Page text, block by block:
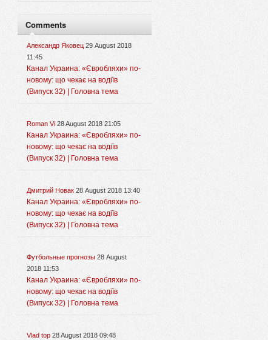
Comments
Александр Яковец 29 August 2018
11:45
Канал Украина: «Євробляхи» по-
новому: що чекає на водіїв
(Випуск 32) | Головна тема
Roman Vi 28 August 2018 21:05
Канал Украина: «Євробляхи» по-
новому: що чекає на водіїв
(Випуск 32) | Головна тема
Дмитрий Новак 28 August 2018 13:40
Канал Украина: «Євробляхи» по-
новому: що чекає на водіїв
(Випуск 32) | Головна тема
Футбольные прогнозы 28 August
2018 11:53
Канал Украина: «Євробляхи» по-
новому: що чекає на водіїв
(Випуск 32) | Головна тема
Vlad top 28 August 2018 09:48